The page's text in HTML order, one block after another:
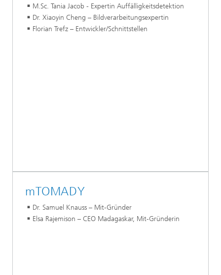
M.Sc. Tania Jacob - Expertin Auffälligkeitsdetektion
Dr. Xiaoyin Cheng – Bildverarbeitungsexpertin
Florian Trefz – Entwickler/Schnittstellen
mTOMADY
Dr. Samuel Knauss – Mit-Gründer
Elsa Rajemison – CEO Madagaskar, Mit-Gründerin